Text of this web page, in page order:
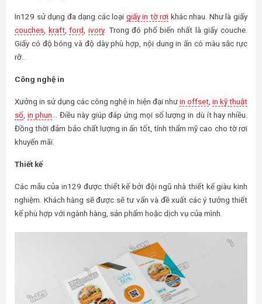
In129 sử dụng đa dạng các loại giấy in tờ rơi khác nhau. Như là giấy
couches, kraft,ford, ivory. Trong đó phổ biến nhất là giấy couche.
Giấy có độ bóng và độ dày phù hợp, nội dung in ấn có màu sắc rực
rỡ..
Công nghệ in
Xưởng in sử dụng các công nghệ in hiện đại nhưin offset, in kỹ thuật
số, in phun… Điều này giúp đáp ứng mọi số lượng in dù ít hay nhiều.
Đồng thời đảm bảo chất lượng in ấn tốt, tính thẩm mỹ cao cho tờ rơi
khuyến mãi.
Thiết kế
Các mẫu của in129 được thiết kế bởi đội ngũ nhà thiết kế giàu kinh
nghiệm. Khách hàng sẽ được sẽ tư vấn và đề xuất các ý tưởng thiết
kế phù hợp với ngành hàng, sản phẩm hoặc dịch vụ của mình.